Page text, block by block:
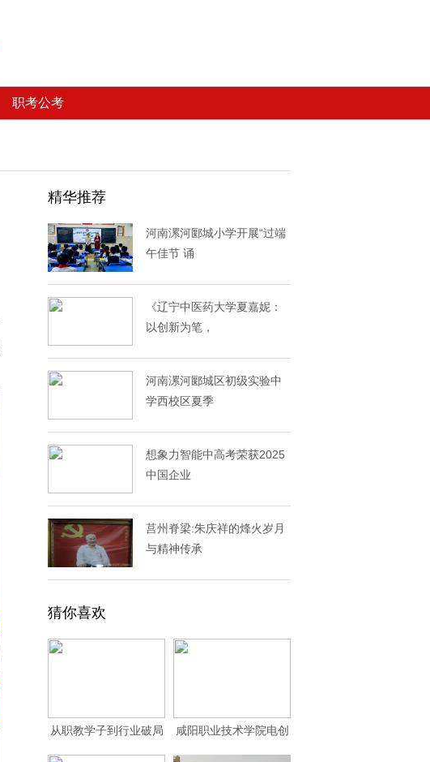
职考公考
精华推荐
河南漯河郾城小学开展“过端
午佳节 诵
《辽宁中医药大学夏嘉妮：
以创新为笔，
河南漯河郾城区初级实验中
学西校区夏季
想象力智能中高考荣获2025
中国企业
莒州脊梁:朱庆祥的烽火岁月
与精神传承
猜你喜欢
从职教学子到行业破局
者： “巨鲲管家
咸阳职业技术学院电创
社团2025年职